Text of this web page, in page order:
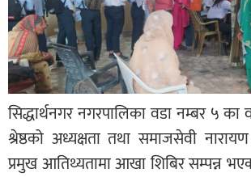
सिद्धार्थनगर नगरपालिका वडा नम्बर ५ का
श्रेष्ठको अध्यक्षता तथा समाजसेवी
प्रमुख आतिथ्यतामा आखा शिबिर सम्पन्न